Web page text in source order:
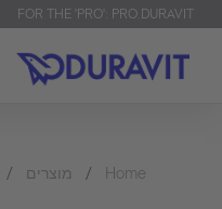
FOR THE 'PRO': PRO.DURAVIT
Home מוצרים